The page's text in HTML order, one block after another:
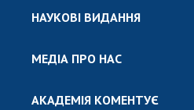
НАУКОВІ ВИДАННЯ
МЕДІА ПРО НАС
АКАДЕМІЯ КОМЕНТУЄ